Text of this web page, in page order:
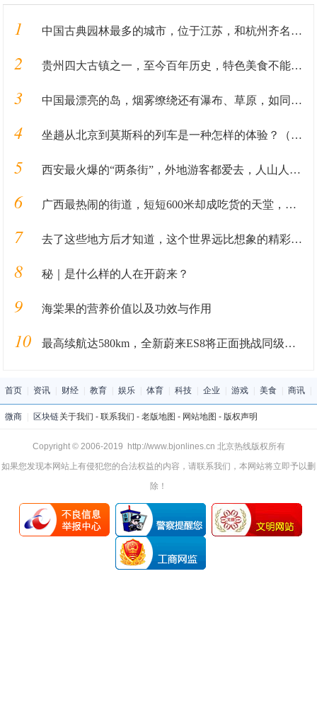
1 中国古典园林最多的城市，位于江苏，和杭州齐名，人称上海后花园
2 贵州四大古镇之一，至今百年历史，特色美食不能错过
3 中国最漂亮的岛，烟雾缭绕还有瀑布、草原，如同海外仙山
4 坐趟从北京到莫斯科的列车是一种怎样的体验？（上）
5 西安最火爆的“两条街”，外地游客都爱去，人山人海像赶大集
6 广西最热闹的街道，短短600米却成吃货的天堂，凌晨依旧人山人海
7 去了这些地方后才知道，这个世界远比想象的精彩和有趣
8 秘｜是什么样的人在开蔚来？
9 海棠果的营养价值以及功效与作用
10 最高续航达580km，全新蔚来ES8将正面挑战同级别燃油车
首页 资讯 财经 教育 娱乐 体育 科技 企业 游戏 美食 商讯
微商 区块链关于我们 - 联系我们 - 老版地图 - 网站地图 - 版权声明
Copyright © 2006-2019 http://www.bjonlines.cn 北京热线版权所有
如果您发现本网站上有侵犯您的合法权益的内容，请联系我们，本网站将立即予以删
除！